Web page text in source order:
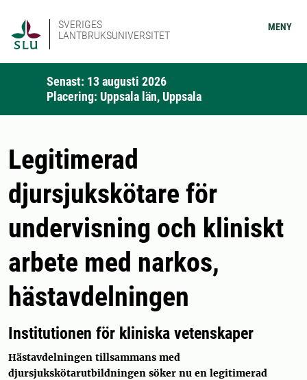
SVERIGES
LANTBRUKSUNIVERSITET
MENY
Senast: 13 augusti 2026
Placering: Uppsala län, Uppsala
Legitimerad
djursjukskötare för
undervisning och kliniskt
arbete med narkos,
hästavdelningen
Institutionen för kliniska vetenskaper
Hästavdelningen tillsammans med
djursjukskötarutbildningen söker nu en legitimerad